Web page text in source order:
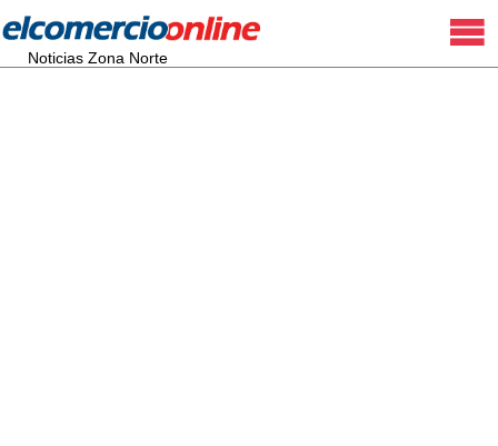
Noticias Zona Norte